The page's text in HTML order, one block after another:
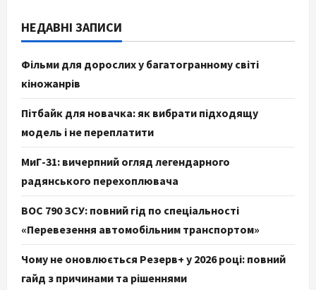
НЕДАВНІ ЗАПИСИ
Фільми для дорослих у багатогранному світі
кіножанрів
Пітбайк для новачка: як вибрати підходящу
модель і не переплатити
МиГ-31: вичерпний огляд легендарного
радянського перехоплювача
ВОС 790 ЗСУ: повний гід по спеціальності
«Перевезення автомобільним транспортом»
Чому не оновлюється Резерв+ у 2026 році: повний
гайд з причинами та рішеннями